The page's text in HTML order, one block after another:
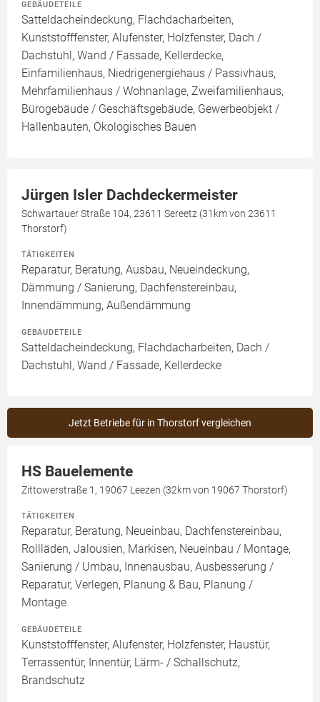
GEBÄUDETEILE
Satteldacheindeckung, Flachdacharbeiten,
Kunststofffenster, Alufenster, Holzfenster, Dach /
Dachstuhl, Wand / Fassade, Kellerdecke,
Einfamilienhaus, Niedrigenergiehaus / Passivhaus,
Mehrfamilienhaus / Wohnanlage, Zweifamilienhaus,
Bürogebäude / Geschäftsgebäude, Gewerbeobjekt /
Hallenbauten, Ökologisches Bauen
Jürgen Isler Dachdeckermeister
Schwartauer Straße 104, 23611 Sereetz (31km von 23611
Thorstorf)
TÄTIGKEITEN
Reparatur, Beratung, Ausbau, Neueindeckung,
Dämmung / Sanierung, Dachfenstereinbau,
Innendämmung, Außendämmung
GEBÄUDETEILE
Satteldacheindeckung, Flachdacharbeiten, Dach /
Dachstuhl, Wand / Fassade, Kellerdecke
Jetzt Betriebe für in Thorstorf vergleichen
HS Bauelemente
Zittowerstraße 1, 19067 Leezen (32km von 19067 Thorstorf)
TÄTIGKEITEN
Reparatur, Beratung, Neueinbau, Dachfenstereinbau,
Rollläden, Jalousien, Markisen, Neueinbau / Montage,
Sanierung / Umbau, Innenausbau, Ausbesserung /
Reparatur, Verlegen, Planung & Bau, Planung /
Montage
GEBÄUDETEILE
Kunststofffenster, Alufenster, Holzfenster, Haustür,
Terrassentür, Innentür, Lärm- / Schallschutz,
Brandschutz